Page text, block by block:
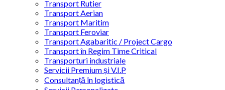
Transport Rutier
Transport Aerian
Transport Maritim
Transport Feroviar
Transport Agabaritic / Project Cargo
Transport în Regim Time Critical
Transporturi industriale
Servicii Premium și V.I.P
Consultanță în logistică